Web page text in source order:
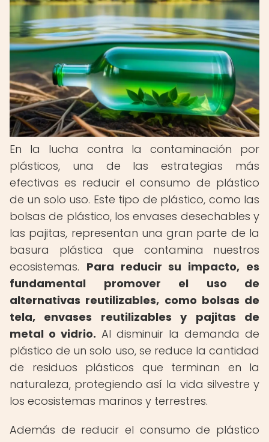
En la lucha contra la contaminación por
plásticos, una de las estrategias más
efectivas es reducir el consumo de plástico
de un solo uso. Este tipo de plástico, como las
bolsas de plástico, los envases desechables y
las pajitas, representan una gran parte de la
basura plástica que contamina nuestros
ecosistemas. Para reducir su impacto, es
fundamental promover el uso de
alternativas reutilizables, como bolsas de
tela, envases reutilizables y pajitas de
metal o vidrio. Al disminuir la demanda de
plástico de un solo uso, se reduce la cantidad
de residuos plásticos que terminan en la
naturaleza, protegiendo así la vida silvestre y
los ecosistemas marinos y terrestres.
Además de reducir el consumo de plástico